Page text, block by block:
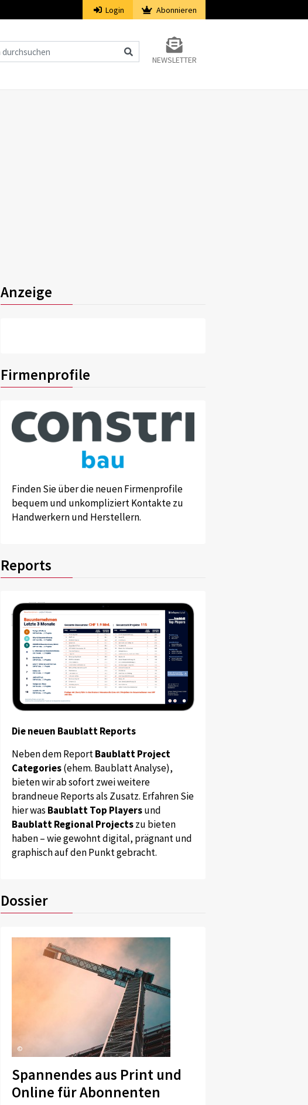
Login Abonnieren
NEWSLETTER
Anzeige
Firmenprofile
Finden Sie über die neuen Firmenprofile
bequem und unkompliziert Kontakte zu
Handwerkern und Herstellern.
Reports
Die neuen Baublatt Reports
Neben dem ReportBaublatt Project
Categories(ehem. Baublatt Analyse),
bieten wir ab sofort zwei weitere
brandneue Reports als Zusatz. Erfahren Sie
hier was Baublatt Top Playersund
Baublatt Regional Projectszu bieten
haben – wie gewohnt digital, prägnant und
graphisch auf den Punkt gebracht.
Dossier
©
Spannendes aus Print und
Online für Abonnenten